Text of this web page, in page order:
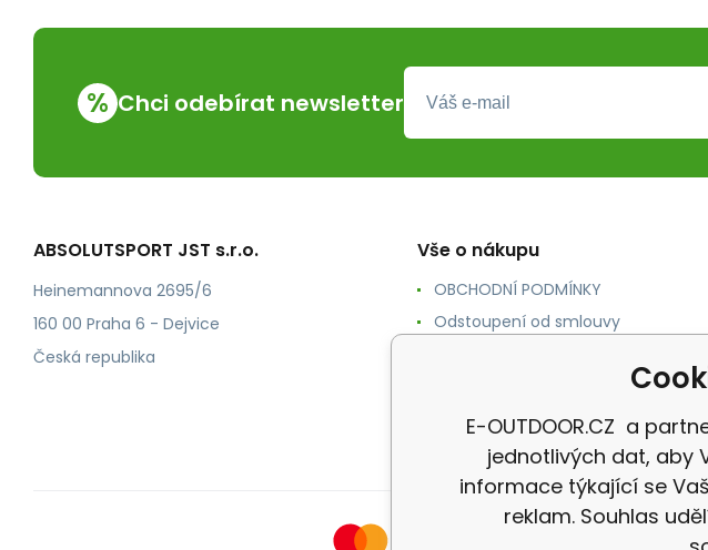
% Chci odebírat newsletter
ABSOLUTSPORT JST s.r.o.
Heinemannova 2695/6
160 00 Praha 6 - Dejvice
Česká republika
Vše o nákupu
OBCHODNÍ PODMÍNKY
Odstoupení od smlouvy
Ochrana osobních údajů
E-OUTDOOR.CZ a
jednotlivých dat, aby
informace týkající se
reklam. Souhlas